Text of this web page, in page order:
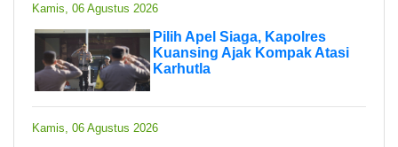
Kamis, 06 Agustus 2026
Pilih Apel Siaga, Kapolres
Kuansing Ajak Kompak Atasi
Karhutla
Kamis, 06 Agustus 2026